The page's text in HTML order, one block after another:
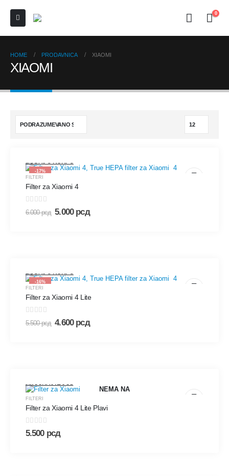
0
HOME PRODAVNICA XIAOMI
XIAOMI
-17%
DODAJ U KORPU
FILTERI
Filter za Xiaomi 4
0 out of 5
6.000рсд 5.000 рсд
-16%
DODAJ U KORPU
FILTERI
Filter za Xiaomi 4 Lite
0 out of 5
5.500рсд 4.600 рсд
NEMA NA
ZALIHAMA
PROČITAJTE JOŠ
FILTERI
Filter za Xiaomi 4 Lite Plavi
0out of 5
5.500 рсд